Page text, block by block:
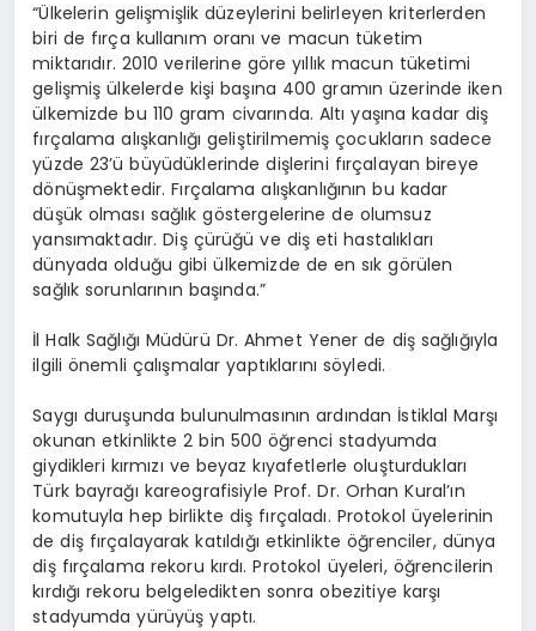
“Ülkelerin gelişmişlik düzeylerini belirleyen kriterlerden
biri de fırça kullanım oranı ve macun tüketim
miktarıdır. 2010 verilerine göre yıllık macun tüketimi
gelişmiş ülkelerde kişi başına 400 gramın üzerinde iken
ülkemizde bu 110 gram civarında. Altı yaşına kadar diş
fırçalama alışkanlığı geliştirilmemiş çocukların sadece
yüzde 23’ü büyüdüklerinde dişlerini fırçalayan bireye
dönüşmektedir. Fırçalama alışkanlığının bu kadar
düşük olması sağlık göstergelerine de olumsuz
yansımaktadır. Diş çürüğü ve diş eti hastalıkları
dünyada olduğu gibi ülkemizde de en sık görülen
sağlık sorunlarının başında.”
İl Halk Sağlığı Müdürü Dr. Ahmet Yener de diş sağlığıyla
ilgili önemli çalışmalar yaptıklarını söyledi.
Saygı duruşunda bulunulmasının ardından İstiklal Marşı
okunan etkinlikte 2 bin 500 öğrenci stadyumda
giydikleri kırmızı ve beyaz kıyafetlerle oluşturdukları
Türk bayrağı kareografisiyle Prof. Dr. Orhan Kural’ın
komutuyla hep birlikte diş fırçaladı. Protokol üyelerinin
de diş fırçalayarak katıldığı etkinlikte öğrenciler, dünya
diş fırçalama rekoru kırdı. Protokol üyeleri, öğrencilerin
kırdığı rekoru belgeledikten sonra obezitiye karşı
stadyumda yürüyüş yaptı.